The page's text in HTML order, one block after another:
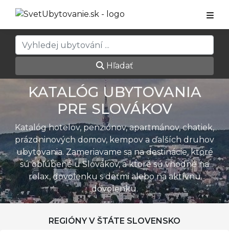
Hľadať
KATALÓG UBYTOVANIA
PRE SLOVÁKOV
Katalóg hotelov, penziónov, apartmánov, chatiek,
prázdninových domov, kempov a ďalších druhov
ubytovania. Zameriavame sa na destinácie, ktoré
sú obľúbené u Slovákov, a ktoré sú vhodné na
relax, dovolenku s deťmi alebo na aktívnu
dovolenku.
REGIÓNY V ŠTÁTE SLOVENSKO